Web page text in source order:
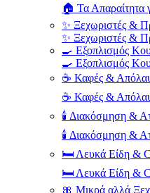
🏠 Τα Απαραίτητα
✨ Ξεχωριστές &
✨ Ξεχωριστές &
🍳 Εξοπλισμός
🍳 Εξοπλισμός
☕ Καφές &
☕ Καφές &
🕯️ Διακόσμηση &
🕯️ Διακόσμηση &
🛏️ Λευκά Είδη &
🛏️ Λευκά Είδη &
🎀 Μικρά αλλά